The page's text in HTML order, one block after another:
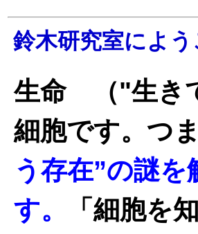
鈴木研究室によう
生命 （"生き
細胞です。つ
う存在”の謎
す。
「細胞を